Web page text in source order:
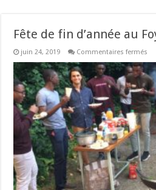
Fête de fin d’année au
juin 24, 2019 Commentaires fermés
de
fin
au
de